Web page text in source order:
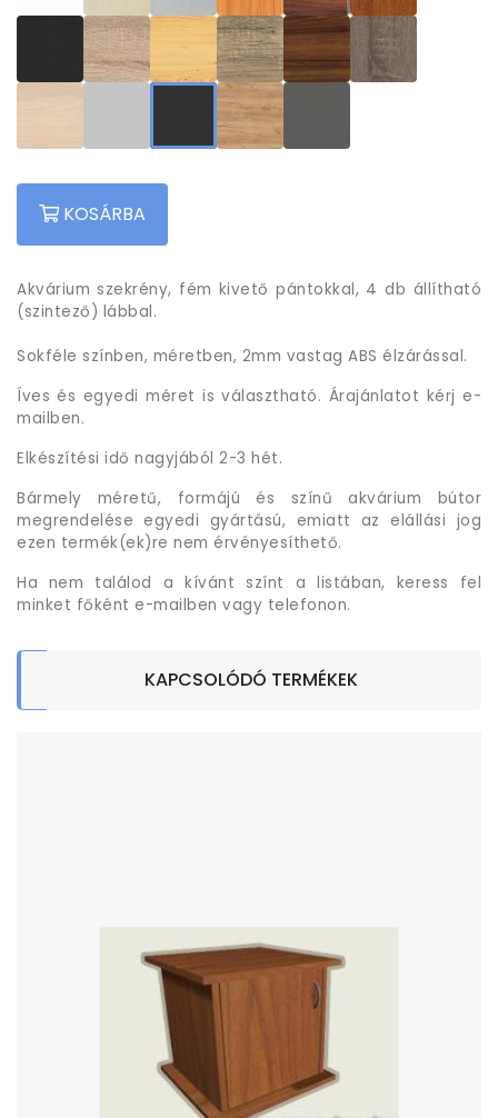
KOSÁRBA
Akvárium szekrény, fém kivető pántokkal, 4 db állítható
(szintező) lábbal.
Sokféle színben, méretben, 2mm vastag ABS élzárással.
Íves és egyedi méret is választható. Árajánlatot kérj e-
mailben.
Elkészítési idő nagyjából 2-3 hét.
Bármely méretű, formájú és színű akvárium bútor
megrendelése egyedi gyártású, emiatt az elállási jog
ezen termék(ek)re nem érvényesíthető.
Ha nem találod a kívánt színt a listában, keress fel
minket főként e-mailben vagy telefonon.
KAPCSOLÓDÓ TERMÉKEK